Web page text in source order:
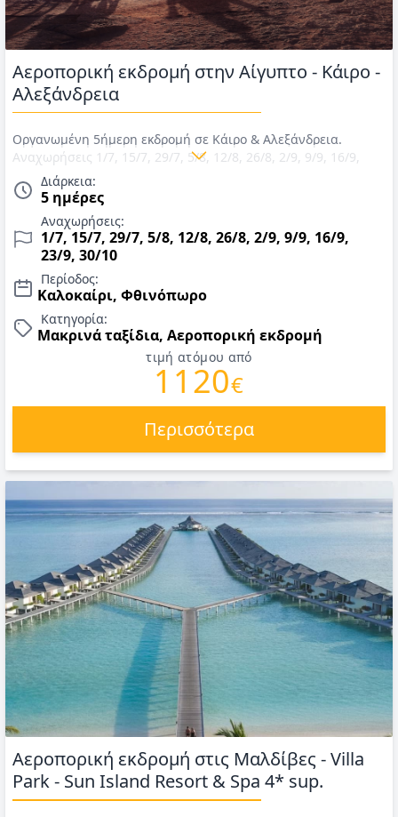
Αεροπορική εκδρομή στην Αίγυπτο - Κάιρο -
Αλεξάνδρεια
Οργανωμένη 5ήμερη εκδρομή σε Κάιρο & Αλεξάνδρεια.
Αναχωρήσεις 1/7, 15/7, 29/7, 5/8, 12/8, 26/8, 2/9, 9/9, 16/9,
23/9, 30/10. Αεροπορικά εισιτήρια με Aegean, ΦΟΡΟΙ,
διαμονή σε ξενοδοχείο 5*, πρωινό, εκδρομές, ξεναγήσεις,
γεύμα σε βραβευμένο πλωτό εστιατόριο, γεύμα στο
εστιατόριο του Ελληνικού Ναυτικού ομίλου, εισόδοι σε
μουσεία και χώρους και τοπικός ελληνόφωνος ξεναγός. Τιμές
για Ιούλιο έως Οκτώβριο 2026.
Διάρκεια:
5 ημέρες
Αναχωρήσεις:
1/7, 15/7, 29/7, 5/8, 12/8, 26/8, 2/9, 9/9, 16/9,
23/9, 30/10
Περίοδος:
Καλοκαίρι, Φθινόπωρο
Κατηγορία:
Μακρινά ταξίδια, Αεροπορική εκδρομή
τιμή ατόμου από
1120€
Περισσότερα
Αεροπορική εκδρομή στις Μαλδίβες - Villa
Park - Sun Island Resort & Spa 4* sup.